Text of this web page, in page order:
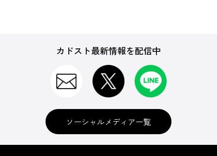
カドスト最新情報を配信中
ソーシャルメディア一覧